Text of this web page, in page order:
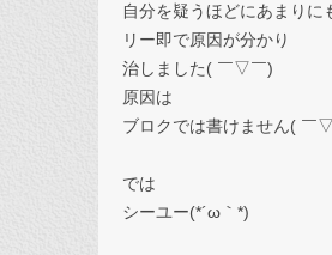
自分を疑うほどにあまりに
リー即で原因が分かり
治しました( ￣▽￣)
原因は
ブロクでは書けません( ￣
では
シーユー(*´ω｀*)